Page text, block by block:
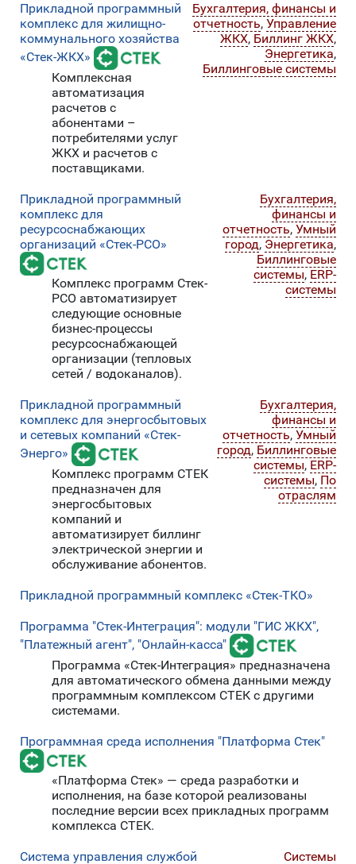
Прикладной программный
комплекс для жилищно-
коммунального хозяйства
«Стек-ЖКХ»
Комплексная
автоматизация
расчетов с
абонентами –
потребителями услуг
ЖКХ и расчетов с
поставщиками.
Бухгалтерия, финансы и
отчетность, Управление
ЖКХ, Биллинг ЖКХ,
Энергетика,
Биллинговые системы
Прикладной программный
комплекс для
ресурсоснабжающих
организаций «Стек-РСО»
Комплекс программ Стек-
РСО автоматизирует
следующие основные
бизнес-процессы
ресурсоснабжающей
организации (тепловых
сетей / водоканалов).
Бухгалтерия,
финансы и
отчетность, Умный
город, Энергетика,
Биллинговые
системы, ERP-
системы
Прикладной программный
комплекс для энергосбытовых
и сетевых компаний «Стек-
Энерго»
Комплекс программ СТЕК
предназначен для
энергосбытовых
компаний и
автоматизирует биллинг
электрической энергии и
обслуживание абонентов.
Бухгалтерия,
финансы и
отчетность, Умный
город, Биллинговые
системы, ERP-
системы, По
отраслям
Прикладной программный комплекс «Стек-ТКО»
Программа "Стек-Интеграция": модули "ГИС ЖКХ",
"Платежный агент", "Онлайн-касса"
Программа «Стек-Интеграция» предназначена
для автоматического обмена данными между
программным комплексом СТЕК с другими
системами.
Программная среда исполнения "Платформа Стек"
«Платформа Стек» — среда разработки и
исполнения, на базе которой реализованы
последние версии всех прикладных программ
комплекса СТЕК.
Система управления службой Системы